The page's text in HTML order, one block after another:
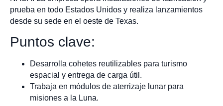
prueba en todo Estados Unidos y realiza lanzamientos
desde su sede en el oeste de Texas.
Puntos clave:
Desarrolla cohetes reutilizables para turismo
espacial y entrega de carga útil.
Trabaja en módulos de aterrizaje lunar para
misiones a la Luna.